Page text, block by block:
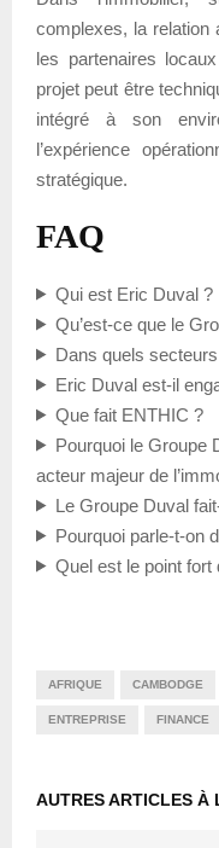
complexes, la relation
les partenaires
projet peut être
intégré à son
l’expérience
stratégique.
FAQ
Qui est Eric Duval ?
Qu’est-ce que le
Dans quels
Eric Duval est-il
Que fait ENTHIC ?
Pourquoi le Groupe
acteur majeur de
Le Groupe Duval
Pourquoi parle-t-on
Quel est le point fort
AFRIQUE CAMBODGE
ENTREPRISE FINANCE
AUTRES ARTICLES À